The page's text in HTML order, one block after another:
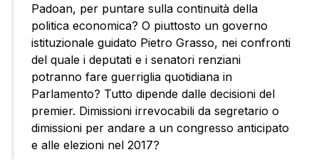
Padoan, per puntare sulla continuità della
politica economica? O piuttosto un governo
istituzionale guidato Pietro Grasso, nei confronti
del quale i deputati e i senatori renziani
potranno fare guerriglia quotidiana in
Parlamento? Tutto dipende dalle decisioni del
premier. Dimissioni irrevocabili da segretario o
dimissioni per andare a un congresso anticipato
e alle elezioni nel 2017?